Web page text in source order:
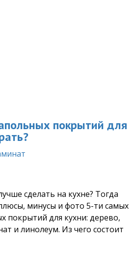
покрытий для
сделать на кухне? Тогда
минусы и фото 5-ти самых
покрытий для кухни: дерево,
и линолеум. Из чего состоит